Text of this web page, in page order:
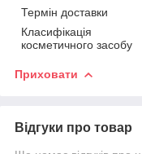
Термін доставки
Класифікація
косметичного засобу
Приховати
Відгуки про товар